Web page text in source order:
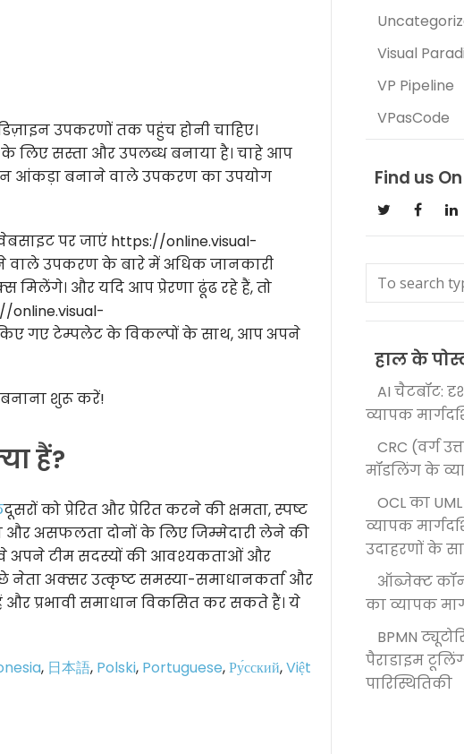
उपकरणों तक पहुंच होनी चाहिए।
सस्ता और उपलब्ध बनाया है। चाहे आप
आंकड़ा बनाने वाले उपकरण का उपयोग
पर जाएं https://online.visual-
वाले उपकरण के बारे में अधिक जानकारी
मिलेंगे। और यदि आप प्रेरणा ढूंढ रहे हैं, तो
online.visual-
गए टेम्पलेट के विकल्पों के साथ, आप अपने
शुरू करें!
हैं?
दूसरों को प्रेरित और प्रेरित करने की क्षमता, स्पष्ट
और असफलता दोनों के लिए जिम्मेदारी लेने की
वे अपने टीम सदस्यों की आवश्यकताओं और
अक्सर उत्कृष्ट समस्या-समाधानकर्ता और
प्रभावी समाधान विकसित कर सकते हैं। ये
, 日本語, Polski, Portuguese,Ру́сский,Việt
Visual
VP Pipeline
VPasCode
Find us On
हाल के
AI चैटबॉट:
व्यापक
CRC (वर्ग
मॉडलिंग के
OCL का
व्यापक
उदाहरणों के
ऑब्जेक्ट
का व्यापक
BPMN
पैराडाइम
पारिस्थितिकी